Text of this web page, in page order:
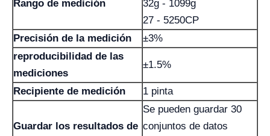
Rango de medición
32g - 1099g
27 - 5250CP
Precisión de la medición
±3%
reproducibilidad de las
mediciones
±1.5%
Recipiente de medición 1 pinta
Guardar los resultados de
Se pueden guardar 30
conjuntos de datos